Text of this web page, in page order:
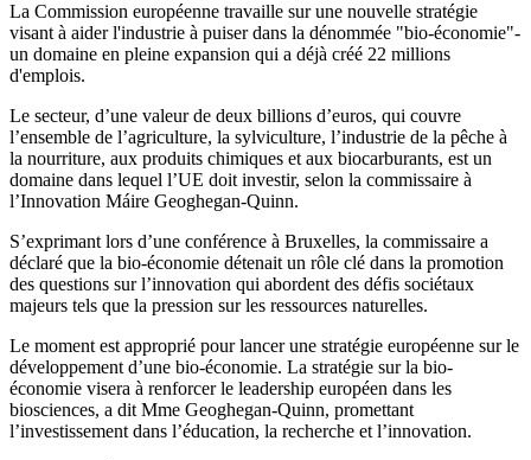
La Commission européenne travaille sur une nouvelle stratégie
visant à aider l'industrie à puiser dans la dénommée "bio-économie"-
un domaine en pleine expansion qui a déjà créé 22 millions
d'emplois.
Le secteur, d’une valeur de deux billions d’euros, qui couvre
l’ensemble de l’agriculture, la sylviculture, l’industrie de la pêche à
la nourriture, aux produits chimiques et aux biocarburants, est un
domaine dans lequel l’UE doit investir, selon la commissaire à
l’Innovation Máire Geoghegan-Quinn.
S’exprimant lors d’une conférence à Bruxelles, la commissaire a
déclaré que la bio-économie détenait un rôle clé dans la promotion
des questions sur l’innovation qui abordent des défis sociétaux
majeurs tels que la pression sur les ressources naturelles.
Le moment est approprié pour lancer une stratégie européenne sur le
développement d’une bio-économie. La stratégie sur la bio-
économie visera à renforcer le leadership européen dans les
biosciences, a dit Mme Geoghegan-Quinn, promettant
l’investissement dans l’éducation, la recherche et l’innovation.